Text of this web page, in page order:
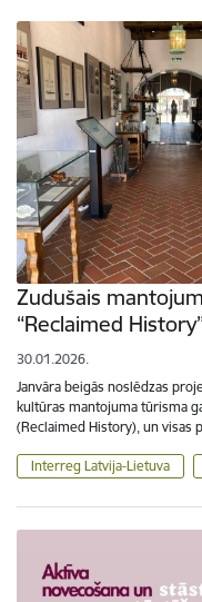
Zudušais
“Reclaimed
30.01.2026.
Janvāra beigās noslēdzas
kultūras mantojuma tūrisma
(Reclaimed History), un visas
Interreg Latvija-Lietuva